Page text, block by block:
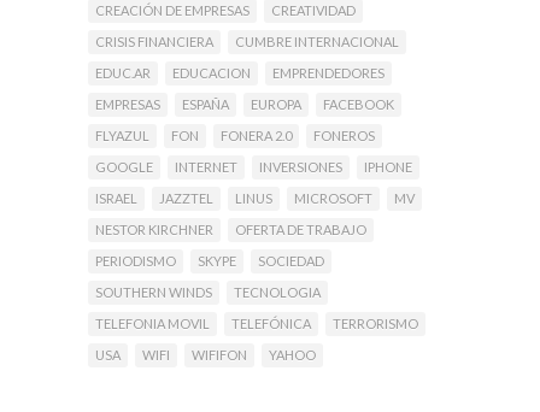
CREACIÓN DE EMPRESAS
CREATIVIDAD
CRISIS FINANCIERA
CUMBRE INTERNACIONAL
EDUC.AR
EDUCACION
EMPRENDEDORES
EMPRESAS
ESPAÑA EUROPA
FACEBOOK
FLYAZUL
FON FONERA 2.0
FONEROS
GOOGLE
INTERNET INVERSIONES
IPHONE
ISRAEL
JAZZTEL LINUS MICROSOFT
MV
NESTOR KIRCHNER
OFERTA DE TRABAJO
PERIODISMO
SKYPE
SOCIEDAD
SOUTHERN WINDS
TECNOLOGIA
TELEFONIA MOVIL
TELEFÓNICA
TERRORISMO
USA
WIFI WIFIFON YAHOO